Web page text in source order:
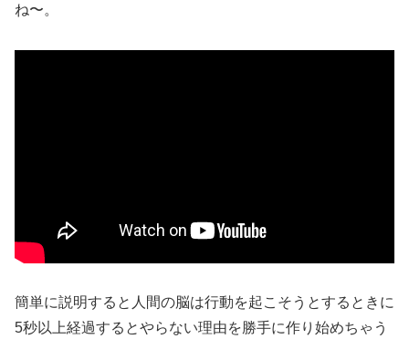
ね〜。
簡単に説明すると人間の脳は行動を起こそうとするときに
5秒以上経過するとやらない理由を勝手に作り始めちゃう